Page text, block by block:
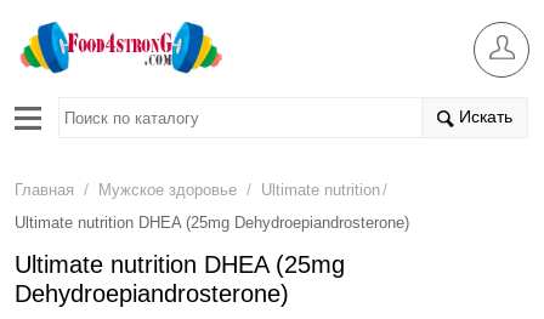
Искать
Главная / Мужское здоровье / Ultimate nutrition/
Ultimate nutrition DHEA (25mg Dehydroepiandrosterone)
Ultimate nutrition DHEA (25mg
Dehydroepiandrosterone)